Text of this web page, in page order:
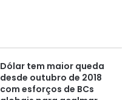
Dólar tem maior queda
desde outubro de 2018
com esforços de BCs